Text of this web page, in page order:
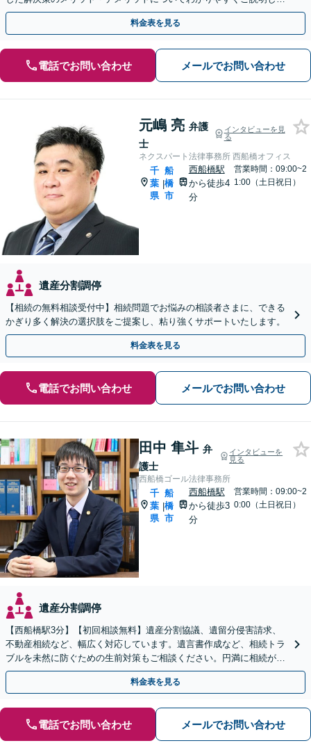
す【初回相談無料 】【プライバシーへの配慮も安心】
料金表を見る
電話でお問い合わせ メールでお問い合わせ
元嶋 亮 弁護
士
インタビューを見
る
ネクスパート法律事務所 西船橋オフィス
千
葉
県
|
船
橋
市
西船橋駅
から徒歩4
分
営業時間：09:00~2
1:00（土日祝日）
遺産分割調停
【相続の無料相談受付中】相続問題でお悩みの相談者さまに、できる
かぎり多く解決の選択肢をご提案し、粘り強くサポートいたします。
料金表を見る
電話でお問い合わせ メールでお問い合わせ
田中 隼斗 弁
護士
インタビューを
見る
西船橋ゴール法律事務所
千
葉
県
|
船
橋
市
西船橋駅
から徒歩3
分
営業時間：09:00~2
0:00（土日祝日）
遺産分割調停
【西船橋駅3分】【初回相談無料】遺産分割協議、遺留分侵害請求、
不動産相続など、幅広く対応しています。遺言書作成など、相続トラ
ブルを未然に防ぐための生前対策もご相談ください。円満に相続が終
えられるよう、全力でサポートいたします。
料金表を見る
電話でお問い合わせ メールでお問い合わせ